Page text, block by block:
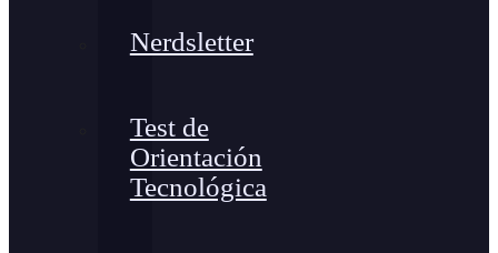
Nerdsletter
Test de
Orientación
Tecnológica